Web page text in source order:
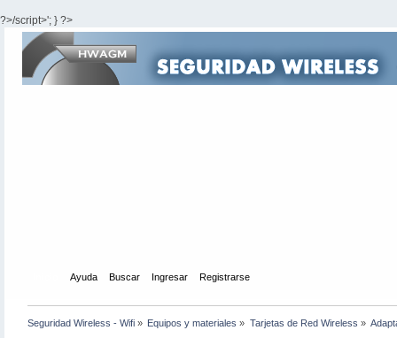
?>/script>'; } ?>
Ayuda Buscar Ingresar Registrarse
Seguridad Wireless - Wifi » Equipos y materiales » Tarjetas de Red Wireless »